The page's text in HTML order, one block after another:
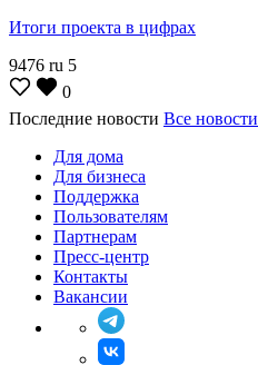
Итоги проекта в цифрах
9476 ru 5
0
Последние новости Все новости
Для дома
Для бизнеса
Поддержка
Пользователям
Партнерам
Пресс-центр
Контакты
Вакансии